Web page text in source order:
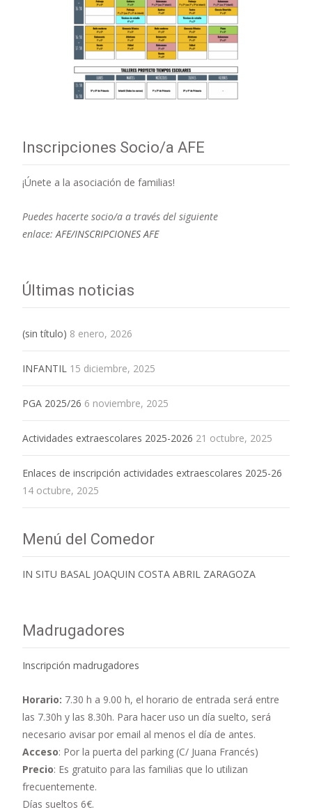
Inscripciones Socio/a AFE
¡Únete a la asociación de familias!
Puedes hacerte socio/a a través del siguiente
enlace:AFE/INSCRIPCIONES AFE
Últimas noticias
(sin título) 8 enero, 2026
INFANTIL 15 diciembre, 2025
PGA 2025/26 6 noviembre, 2025
Actividades extraescolares 2025-2026 21 octubre, 2025
Enlaces de inscripción actividades extraescolares 2025-26
14 octubre, 2025
Menú del Comedor
IN SITU BASAL JOAQUIN COSTA ABRIL ZARAGOZA
Madrugadores
Inscripción madrugadores
Horario: 7.30 h a 9.00 h, el horario de entrada será entre
las 7.30h y las 8.30h. Para hacer uso un día suelto, será
necesario avisar por email al menos el día de antes.
Acceso: Por la puerta del parking (C/ Juana Francés)
Precio: Es gratuito para las familias que lo utilizan
frecuentemente.
Días sueltos 6€.